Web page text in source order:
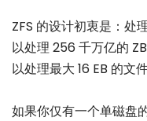
ZFS 的设计初衷是：处
以处理 256 千万亿的
以处理最大 16 EB 的文件
如果你仅有一个单磁盘